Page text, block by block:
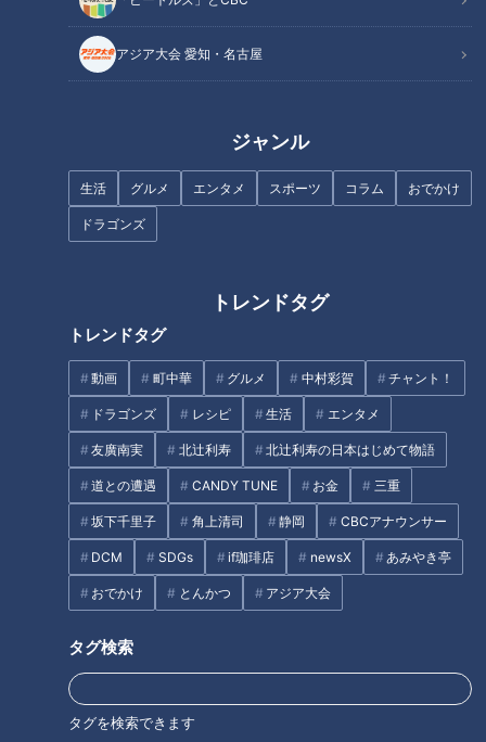
アジア大会 愛知・名古屋
ジャンル
生活 グルメ エンタメ スポーツ コラム おでかけ
ドラゴンズ
トレンドタグ
トレンドタグ
動画 町中華 グルメ 中村彩賀 チャント！
ドラゴンズ レシピ 生活 エンタメ
友廣南実 北辻利寿 北辻利寿の日本はじめて物語
道との遭遇 CANDY TUNE お金 三重
坂下千里子 角上清司 静岡 CBCアナウンサー
DCM SDGs if珈琲店 newsX あみやき亭
おでかけ とんかつ アジア大会
タグ検索
タグを検索できます
新鮮な野菜や果物などを販売している産直市場『鳥羽マルシ
会」で優勝したこともある『サメ春巻き』(300円)は鳥羽マル
シェの名物。鳥羽で水揚げされたホシザメの身をあおさの入っ